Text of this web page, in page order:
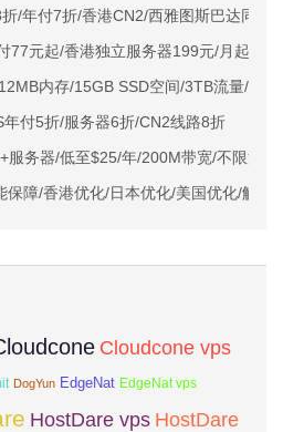
/年付7折/香港CN2/西雅图斯巴达同款
77元起/香港独立服务器199元/月起/优
内存/15GB SSD空间/3TB流量/
付5折/服务器6折/CN2线路8折
服务器/低至$25/年/200M带宽/不限流
保障/香港优化/日本优化/美国优化/解锁
Cloudcone vps
DogYun EdgeNat EdgeNat vps
HostDare vps HostDare